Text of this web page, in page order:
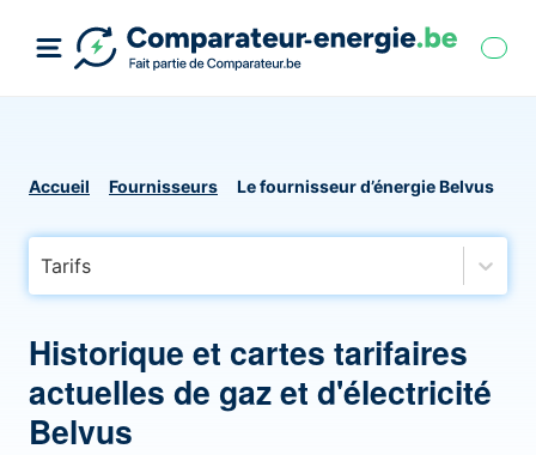
Accueil Fournisseurs Le fournisseur d’énergie Belvus
Tarifs
Historique et cartes tarifaires
actuelles de gaz et d'électricité
Belvus